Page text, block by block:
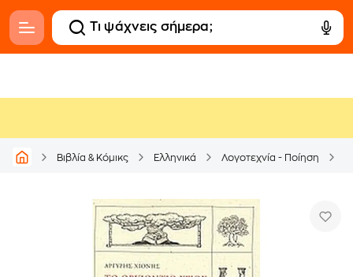
Βιβλία & Κόμικς Ελληνικά Λογοτεχνία - Ποίηση